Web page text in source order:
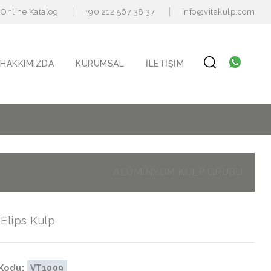
Online Katalog +90 212 567 38 37 info@vitakulp.com
HAKKIMIZDA KURUMSAL İLETIŞIM
Kulp
VT1009